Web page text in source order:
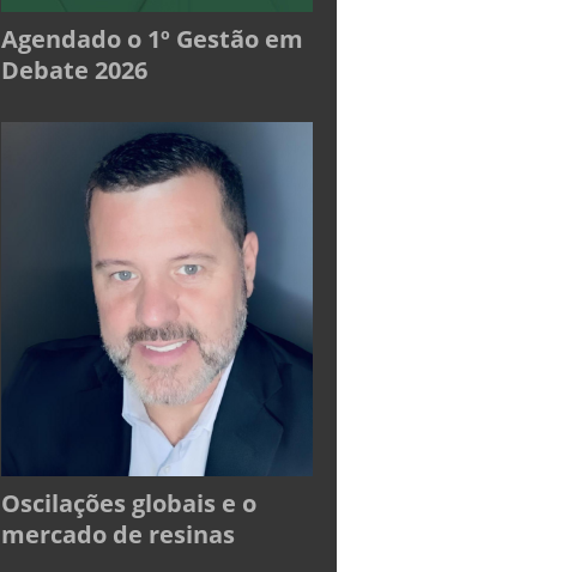
Agendado o 1º Gestão em
Debate 2026
Oscilações globais e o
mercado de resinas